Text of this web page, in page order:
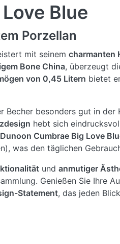
Blue
Porzellan
mit seinem charmanten
Bone China, überzeugt
von 0,45 Litern bietet
Becher besonders gut in der
hebt sich
Dunoon Cumbrae Big Love
was den täglichen
und anmutiger
Genießen Sie Ihre
Statement, das jeden